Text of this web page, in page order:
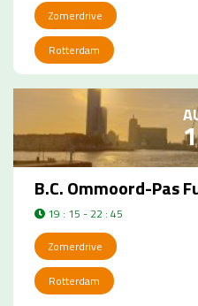
Zomerdrive
Rotterdam
B.C. Ommoord-Pas
19 : 15 - 22 : 45
Zomerdrive
Rotterdam